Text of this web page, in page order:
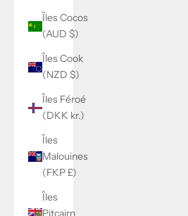
Îles Cocos
(AUD $)
Îles Cook
(NZD $)
Îles Féroé
(DKK kr.)
Îles
Malouines
(FKP £)
Îles
Pitcairn